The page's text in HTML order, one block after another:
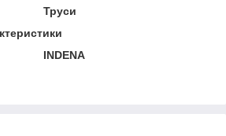
Труси
INDENA